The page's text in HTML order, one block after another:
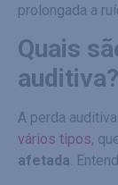
prolongada a
Quais
auditiva?
A perda
vários tipos,
afetada.